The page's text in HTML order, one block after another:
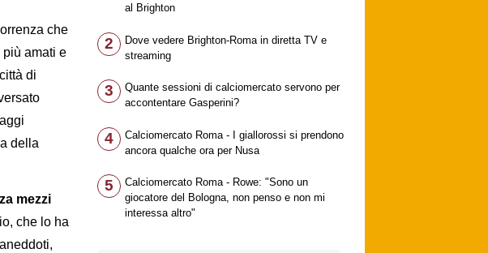
che
amati e
di
della
mezzi
che lo ha
al Brighton
2
Dove vedere Brighton-Roma in diretta TV e
streaming
3
Quante sessioni di calciomercato servono per
accontentare Gasperini?
4
Calciomercato Roma - I giallorossi si prendono
ancora qualche ora per Nusa
5
Calciomercato Roma - Rowe: "Sono un
giocatore del Bologna, non penso e non mi
interessa altro"